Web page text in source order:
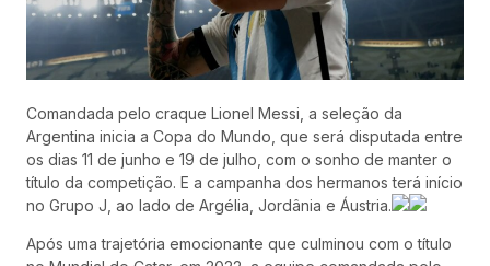
Comandada pelo craque Lionel Messi, a seleção da
Argentina inicia a Copa do Mundo, que será disputada entre
os dias 11 de junho e 19 de julho, com o sonho de manter o
título da competição. E a campanha dos hermanos terá início
no Grupo J, ao lado de Argélia, Jordânia e Áustria.
Após uma trajetória emocionante que culminou com o título